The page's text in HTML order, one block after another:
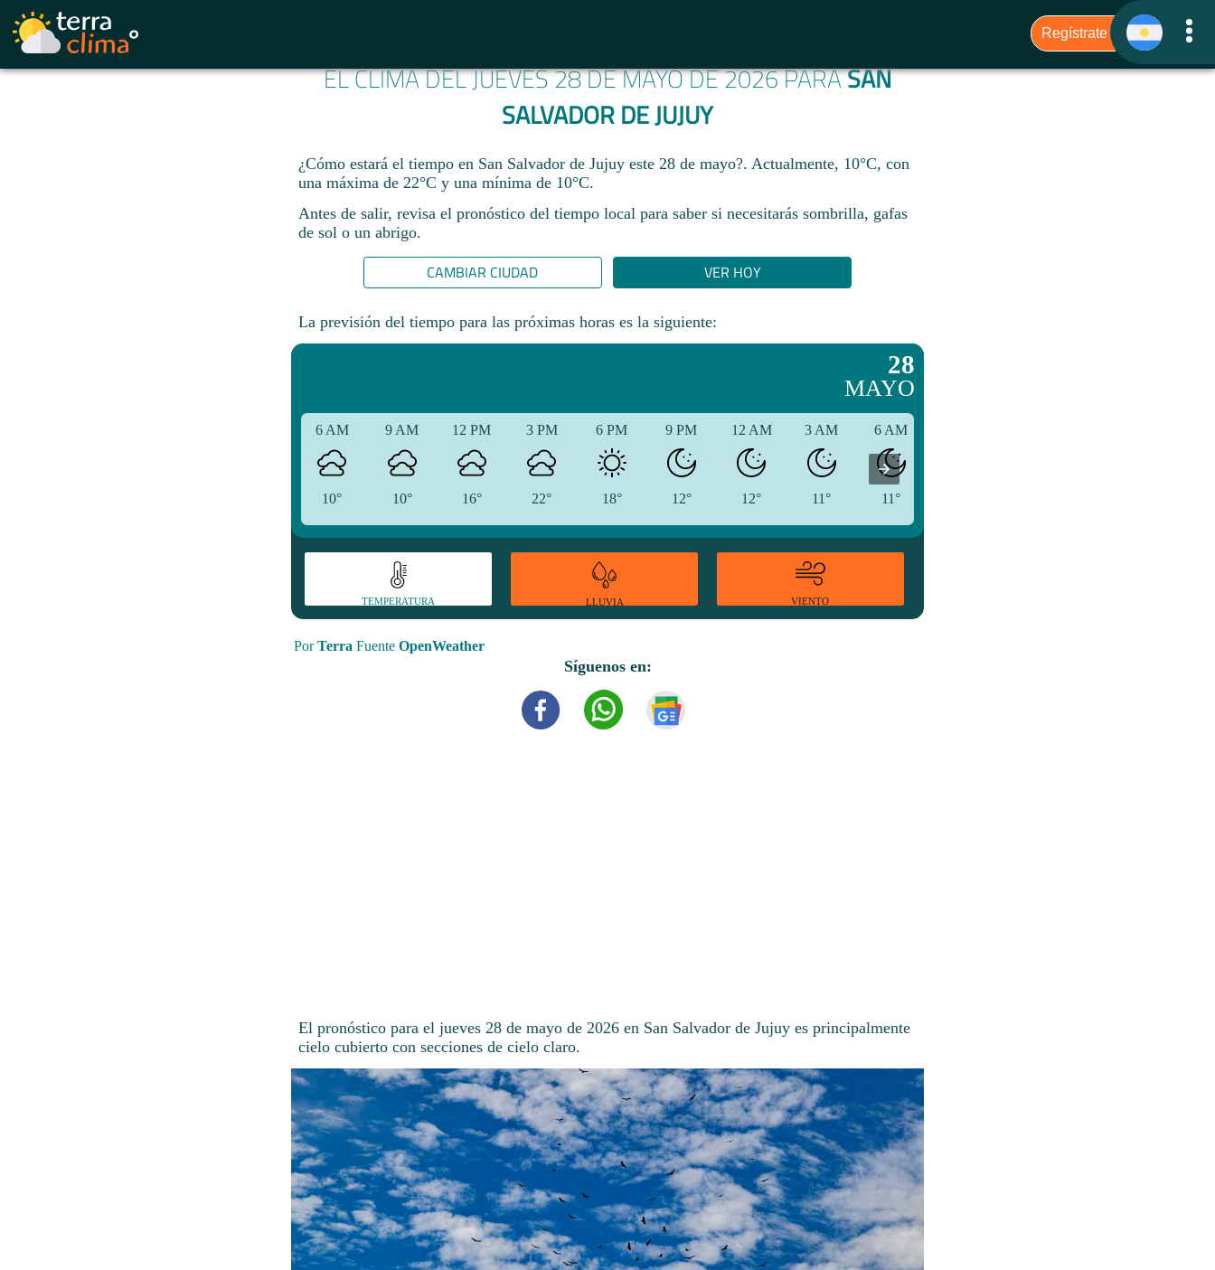
EL CLIMA DEL JUEVES 28 DE MAYO DE 2026 PARASAN
SALVADOR DE JUJUY
¿Cómo estará el tiempo en San Salvador de Jujuy este 28 de mayo?. Actualmente, 10°C, con
una máxima de 22°C y una mínima de 10°C.
Antes de salir, revisa el pronóstico del tiempo local para saber si necesitarás sombrilla, gafas
de sol o un abrigo.
CAMBIAR CIUDAD VER HOY
La previsión del tiempo para las próximas horas es la siguiente:
28
MAYO
6 AM
10°
9 AM
10°
12 PM
16°
3 PM
22°
6 PM
18°
9 PM
12°
12 AM
12°
3 AM
11°
6 AM
11°
TEMPERATURA LLUVIA VIENTO
PorTerra Fuente OpenWeather
Síguenos en:
El pronóstico para el jueves 28 de mayo de 2026 en San Salvador de Jujuy es principalmente
cielo cubierto con secciones de cielo claro.